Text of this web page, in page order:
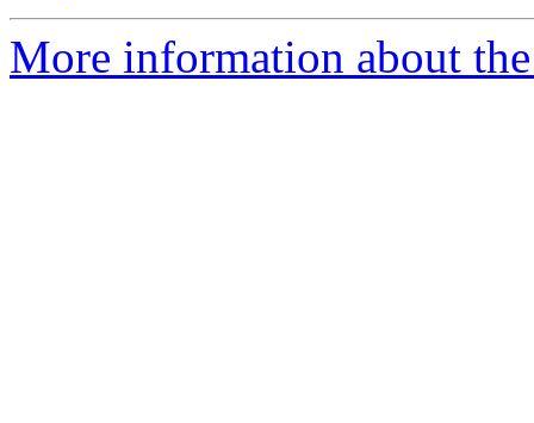
More information about